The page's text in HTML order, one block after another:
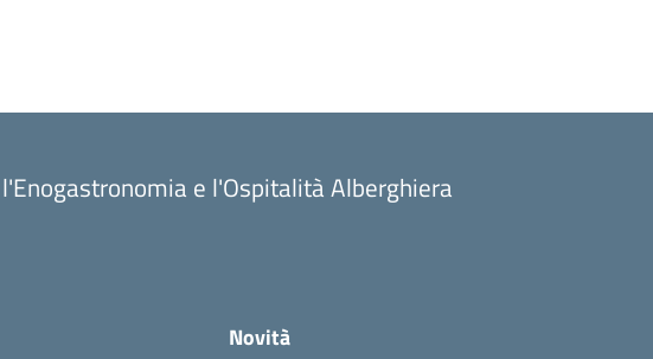
e l'Ospitalità Alberghiera
Novità